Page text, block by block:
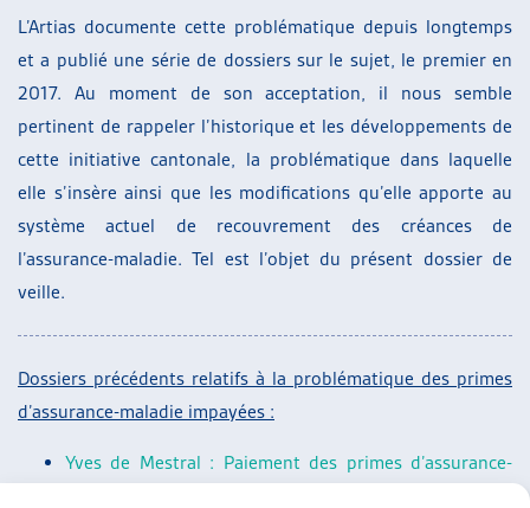
L’Artias documente cette problématique depuis longtemps
et a publié une série de dossiers sur le sujet, le premier en
2017. Au moment de son acceptation, il nous semble
pertinent de rappeler l’historique et les développements de
cette initiative cantonale, la problématique dans laquelle
elle s’insère ainsi que les modifications qu’elle apporte au
système actuel de recouvrement des créances de
l’assurance-maladie. Tel est l’objet du présent dossier de
veille.
Dossiers précédents relatifs à la problématique des primes
d’assurance-maladie impayées :
Yves de Mestral : Paiement des primes d’assurance-